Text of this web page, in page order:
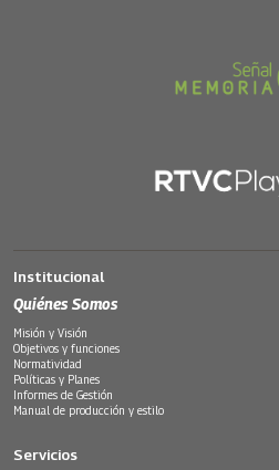
Institucional
Quiénes Somos
Misión y Visión
Objetivos y funciones
Normatividad
Políticas y Planes
Informes de Gestión
Manual de producción y estilo
Servicios